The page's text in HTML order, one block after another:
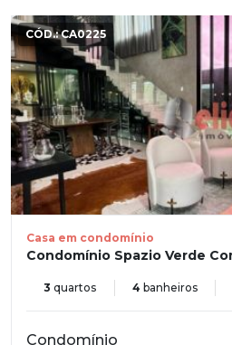
CÓD.:CA0225
Casa em condomínio
Condomínio Spazio Verde
3 quartos 4 banheiros
Condomínio